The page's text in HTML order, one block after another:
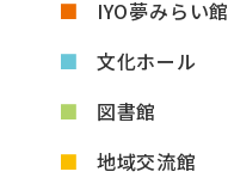
IYO夢みらい館
文化ホール
図書館
地域交流館